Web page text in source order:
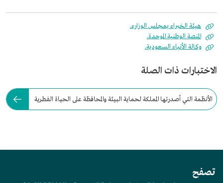
هيئة الخبراء بمجلس الوزارء.
المنصة الوطنية الموحدة.
وكالة الأنباء السعودية.
الاختبارات ذات الصلة
الأنظمة التي أصدرتها المملكة لحماية البيئة والمحافظة على الحياة الفطرية
تصفح